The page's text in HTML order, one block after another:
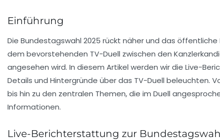
Einführung
Die Bundestagswahl 2025 rückt näher und das
dem bevorstehenden TV-Duell zwischen den
angesehen wird. In diesem Artikel werden wir die Live-
Details und Hintergründe über das TV-Duell beleuchten.
bis hin zu den zentralen Themen, die im Duell
Informationen.
Live-Berichterstattung zur